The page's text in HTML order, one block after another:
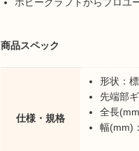
商品スペック
仕様・規格
形状：
先端部
全長
幅(mm)